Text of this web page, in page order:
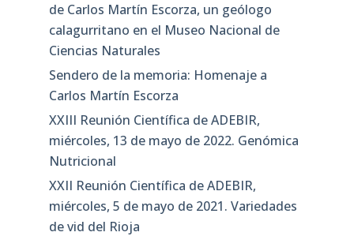
de Carlos Martín Escorza, un geólogo
calagurritano en el Museo Nacional de
Ciencias Naturales
Sendero de la memoria: Homenaje a
Carlos Martín Escorza
XXIII Reunión Científica de ADEBIR,
miércoles, 13 de mayo de 2022. Genómica
Nutricional
XXII Reunión Científica de ADEBIR,
miércoles, 5 de mayo de 2021. Variedades
de vid del Rioja